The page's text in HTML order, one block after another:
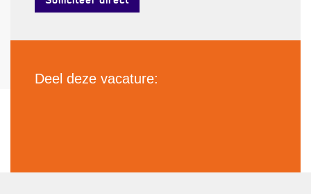
Deel deze vacature: